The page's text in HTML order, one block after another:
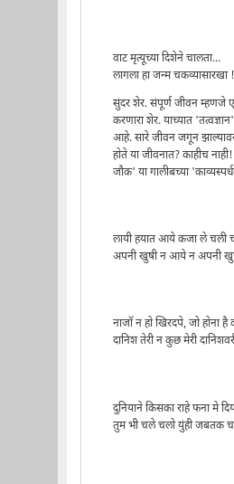
वाट मृत्यूच्या दिशेने चालता...
लागला हा जन्म चकव्यासारखा !
सुंदर शेर. संपूर्ण जीवन
करणारा शेर. याच्यात
आहे. सारे जीवन जगून
होते या जीवनात? काहीच
जौक' या गालीबच्या
लायी हयात आये कजा ले चली
अपनी खुषी न आये न अपनी
नाजॉ न हो खिरदपे, जो होना है
दानिश तेरी न कुछ मेरी
दुनियाने किसका राहे फना मे
तुम भी चले चलो युंही जबतक